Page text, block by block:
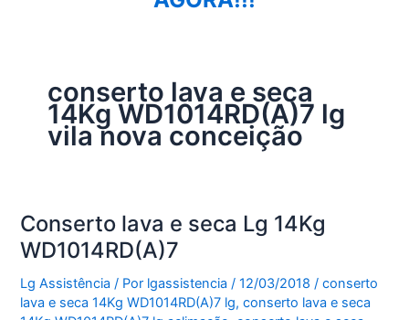
conserto lava e seca
14Kg WD1014RD(A)7 lg
vila nova conceição
Conserto lava e seca Lg 14Kg
WD1014RD(A)7
Lg Assistência / Por lgassistencia/12/03/2018 /conserto
lava e seca 14Kg WD1014RD(A)7 lg,conserto lava e seca